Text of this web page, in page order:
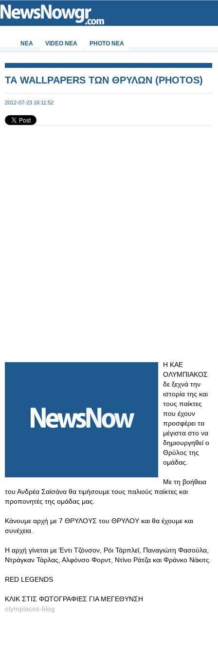
ΝΕΑ VIDEO NEA PHOTO NEA
ΤΑ WALLPAPERS ΤΩΝ ΘΡΥΛΩΝ (PHOTOS)
2012-07-23 16:11:52
Η ΚΑΕ
ΟΛΥΜΠΙΑΚΟΣ
δε ξεχνά την
ιστορία της και
τους παίκτες
που έχουν
προσφέρει τα
μέγιστα στο να
δημιουργηθεί ο
Θρύλος της
ομάδας.
Με τη βοήθεια
του Ανδρέα Σαϊσάνα θα τιμήσουμε τους παλιούς παίκτες και
προπονητές της ομάδας μας.
Κάνουμε αρχή με 7 ΘΡΥΛΟΥΣ του ΘΡΥΛΟΥ και θα έχουμε και
συνέχεια.
Η αρχή γίνεται με Έντι Τζόνσον, Ρόι Τάρπλεϊ, Παναγιώτη Φασούλα,
Ντράγκαν Τάρλας, Αλφόνσο Φορντ, Ντίνο Ράτζα και Φράνκο Νάκιτς.
RED LEGENDS
ΚΛΙΚ ΣΤΙΣ ΦΩΤΟΓΡΑΦΙΕΣ ΓΙΑ ΜΕΓΕΘΥΝΣΗ
olympiacos-blog